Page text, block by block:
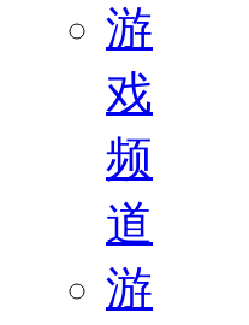
游
戏
频
道
游